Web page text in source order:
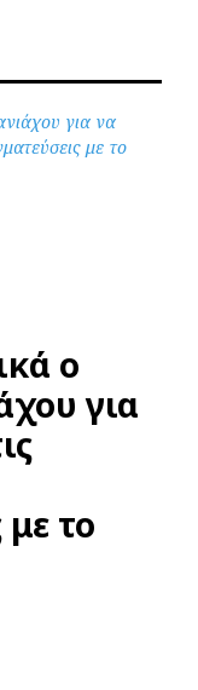
για να
με το
ο
για
το